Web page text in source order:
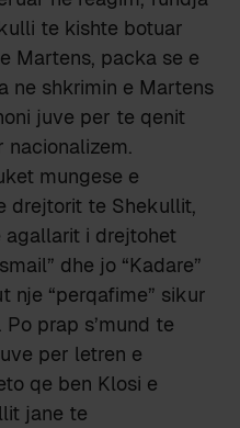
te kishte botuar
Martens, packa se e
ne shkrimin e Martens
juve per te qenit
nacionalizem.
mungese e
drejtorit te Shekullit,
agallarit i drejtohet
dhe jo “Kadare”
nje “perqafime” sikur
prap s’mund te
per letren e
qe ben Klosi e
jane te